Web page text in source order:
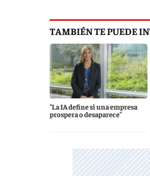
TAMBIÉN TE PUEDE
"La IA define si una empresa
prospera o desaparece"